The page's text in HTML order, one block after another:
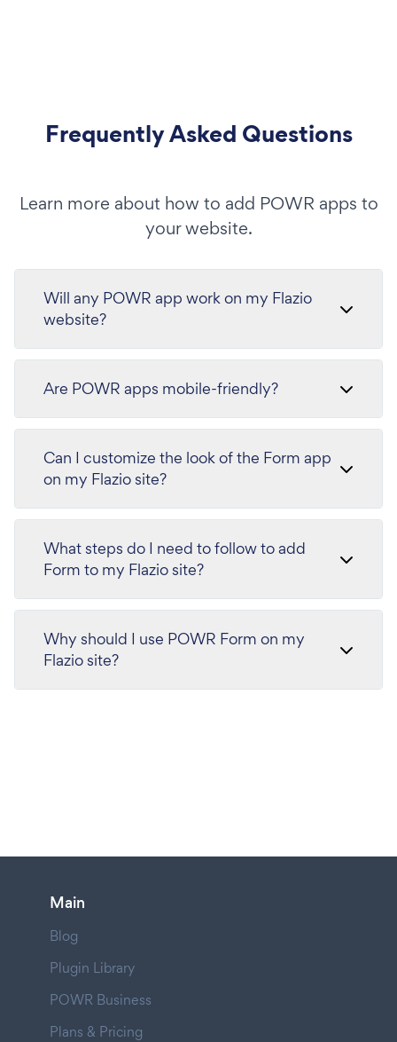
Frequently Asked Questions
Learn more about how to add POWR apps to
your website.
Will any POWR app work on my Flazio
website?
Are POWR apps mobile-friendly?
Can I customize the look of the Form app
on my Flazio site?
What steps do I need to follow to add
Form to my Flazio site?
Why should I use POWR Form on my
Flazio site?
Main
Blog
Plugin Library
POWR Business
Plans & Pricing